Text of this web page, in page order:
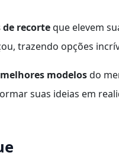
recorteque elevem
trazendo opções
modelosdo
suas ideias em